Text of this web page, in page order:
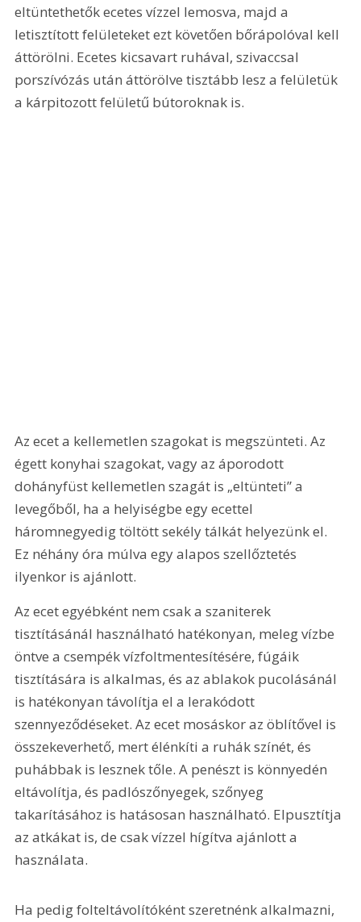
eltüntethetők ecetes vízzel lemosva, majd a
letisztított felületeket ezt követően bőrápolóval kell
áttörölni. Ecetes kicsavart ruhával, szivaccsal
porszívózás után áttörölve tisztább lesz a felületük
a kárpitozott felületű bútoroknak is.
Az ecet a kellemetlen szagokat is megszünteti. Az
égett konyhai szagokat, vagy az áporodott
dohányfüst kellemetlen szagát is „eltünteti” a
levegőből, ha a helyiségbe egy ecettel
háromnegyedig töltött sekély tálkát helyezünk el.
Ez néhány óra múlva egy alapos szellőztetés
ilyenkor is ajánlott.
Az ecet egyébként nem csak a szaniterek
tisztításánál használható hatékonyan, meleg vízbe
öntve a csempék vízfoltmentesítésére, fúgáik
tisztítására is alkalmas, és az ablakok pucolásánál
is hatékonyan távolítja el a lerakódott
szennyeződéseket. Az ecet mosáskor az öblítővel is
összekeverhető, mert élénkíti a ruhák színét, és
puhábbak is lesznek tőle. A penészt is könnyedén
eltávolítja, és padlószőnyegek, szőnyeg
takarításához is hatásosan használható. Elpusztítja
az atkákat is, de csak vízzel hígítva ajánlott a
használata.
Ha pedig folteltávolítóként szeretnénk alkalmazni,